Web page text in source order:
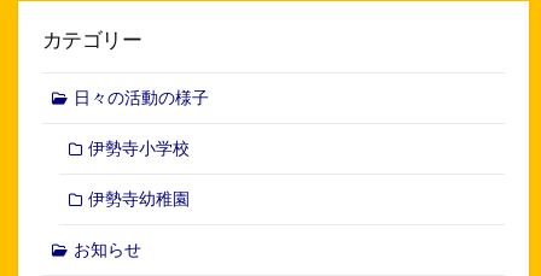
カテゴリー
日々の活動の様子
伊勢寺小学校
伊勢寺幼稚園
お知らせ